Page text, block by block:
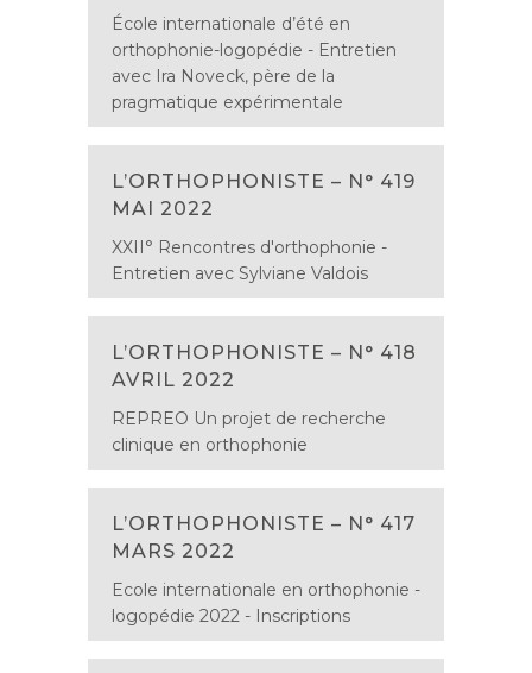
École internationale d’été en
orthophonie-logopédie - Entretien
avec Ira Noveck, père de la
pragmatique expérimentale
L’ORTHOPHONISTE – N° 419
MAI 2022
XXII° Rencontres d'orthophonie -
Entretien avec Sylviane Valdois
L’ORTHOPHONISTE – N° 418
AVRIL 2022
REPREO Un projet de recherche
clinique en orthophonie
L’ORTHOPHONISTE – N° 417
MARS 2022
Ecole internationale en orthophonie -
logopédie 2022 - Inscriptions